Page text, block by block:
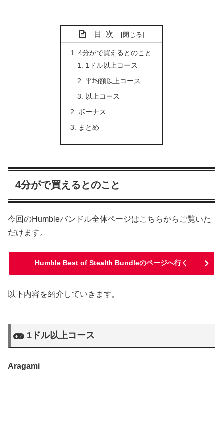
目次
4分がで買えるとのこと
1ドル以上コース
平均額以上コース
以上コース
ボーナス
まとめ
4分がで買えるとのこと
今回のHumbleバンドル全体ページはこちらからご覧いた
だけます。
Humble Best of Stealth Bundleのページへ行く
以下内容を紹介していきます。
1ドル以上コース
Aragami